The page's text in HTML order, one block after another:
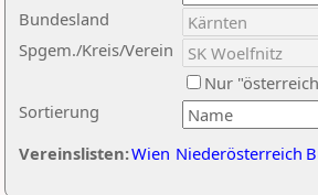
Sortierung
Bundesland
Spgem./Kreis/Verein
Nur
Vereinslisten:Wien Niederösterreich